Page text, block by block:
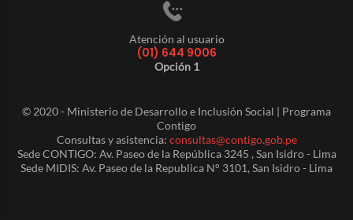
Atención al usuario
(01) 644 9006
Opción 1
© 2020 - Ministerio de Desarrollo e Inclusión Social | Programa
Contigo
Consultas y asistencia: consultas@contigo.gob.pe
Sede CONTIGO: Av. Paseo de la República 3245 , San Isidro - Lima
Sede MIDIS: Av. Paseo de la Republica N° 3101, San Isidro - Lima